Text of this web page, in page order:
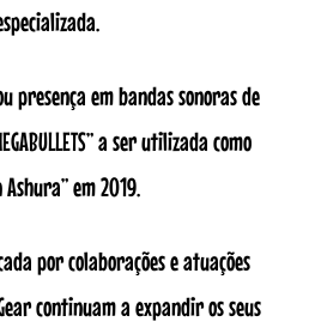
presença em bandas sonoras de
a ser utilizada como
em 2019.
por colaborações e atuações
continuam a expandir os seus